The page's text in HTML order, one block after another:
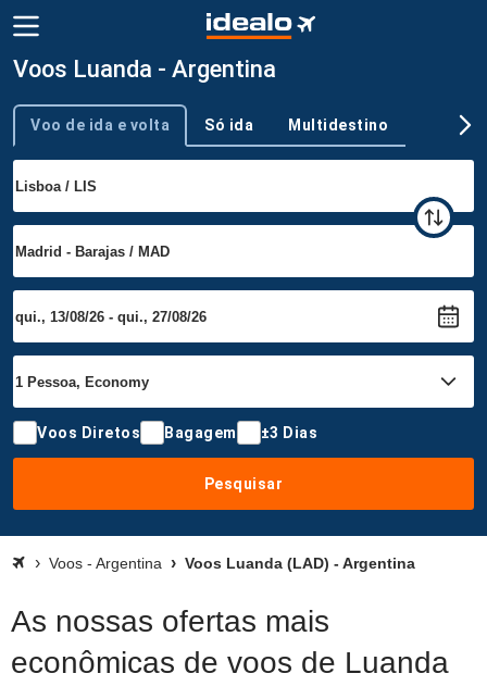
Voos Luanda - Argentina
Tipo de viagem
Voo de ida e volta Só ida Multidestino
Voos Diretos Bagagem ±3 Dias
Pesquisar
Voos - Argentina Voos Luanda (LAD) - Argentina
As nossas ofertas mais
econômicas de voos de Luanda